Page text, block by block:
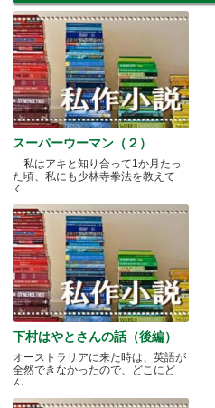
スーパーウーマン（２）
私はアキと知り合って1か月たっ
た頃、私にも少林寺拳法を教えて
く.....
下村はやとさんの話（後編）
オーストラリアに来た時は、英語が
全然できなかったので、どこにど
ん.....